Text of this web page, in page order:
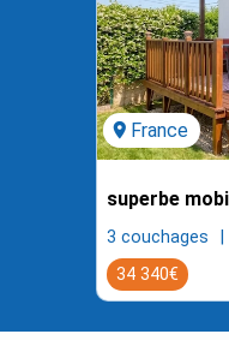
location_on France
superbe
3 couchages
34 340€